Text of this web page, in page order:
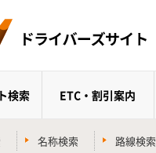
検索 ETC・割引案内
名称検索 路線検索